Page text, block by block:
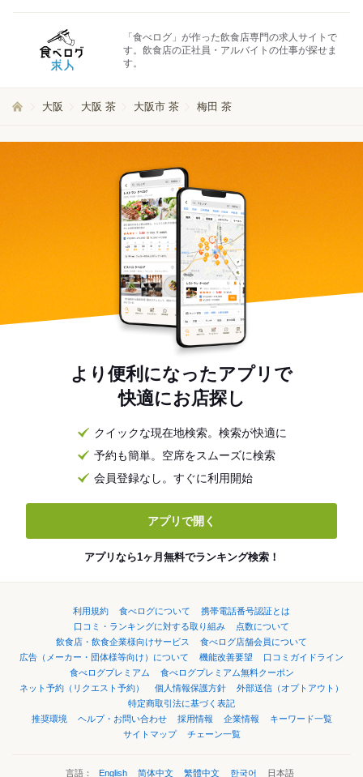
「食べログ」が作った飲食店専門の求人サイトで
す。飲食店の正社員・アルバイトの仕事が探せま
す。
大阪 大阪 茶 大阪市 茶 梅田 茶
より便利になったアプリで
快適にお店探し
クイックな現在地検索。検索が快適に
予約も簡単。空席をスムーズに検索
会員登録なし。すぐに利用開始
アプリで開く
アプリなら1ヶ月無料でランキング検索！
利用規約 食べログについて
携帯電話番号認証とは
口コミ・ランキングに対する取り組み
点数について
飲食店・飲食企業様向けサービス
食べログ店舗会員について
広告（メーカー・団体様等向け）について
機能改善要望
口コミガイドライン
食べログプレミアム
食べログプレミアム無料クーポン
ネット予約（リクエスト予約）
個人情報保護方針
外部送信（オプトアウト）
特定商取引法に基づく表記
推奨環境
ヘルプ・お問い合わせ 採用情報 企業情報
キーワード一覧
サイトマップ
チェーン一覧
言語： English 简体中文 繁體中文 한국어 日本語